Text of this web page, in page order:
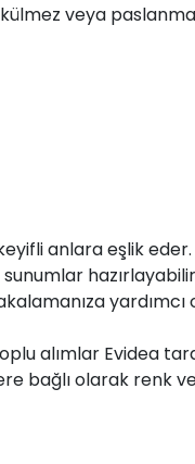
veya
anlara eşlik eder.
yardımcı
alımlar Evidea
bağlı olarak renk